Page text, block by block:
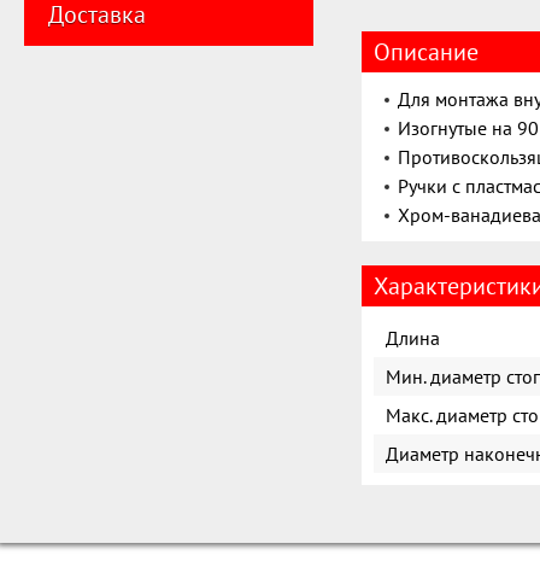
Доставка
Описание
Для монтажа
Изогнутые на
Ручки с
Хром-
Длина
Мин. диаметр
Макс. диаметр
Диаметр